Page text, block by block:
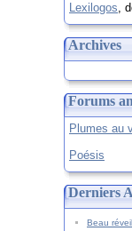
Lexilogos,
Archives
Forums
Plumes au
Poésis
Derniers
Beau réveil